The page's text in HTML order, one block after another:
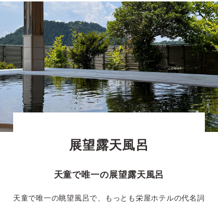
展望露天風呂
天童で唯一の展望露天風呂
天童で唯一の眺望風呂で、もっとも栄屋ホテルの代名詞